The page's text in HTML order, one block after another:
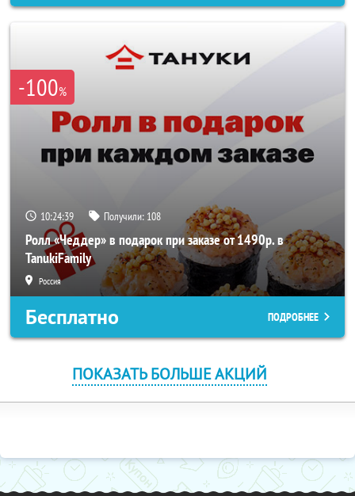
-100%
10:24:39 Получили: 108
Ролл «Чеддер» в подарок при заказе от 1490р. в
TanukiFamily
Россия
Бесплатно ПОДРОБНЕЕ
ПОКАЗАТЬ БОЛЬШЕ АКЦИЙ